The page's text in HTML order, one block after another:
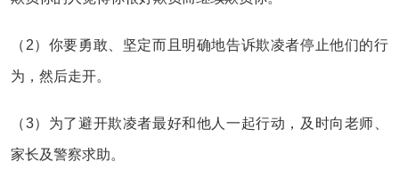
（2）你要勇敢、坚定而且明确地告诉欺凌者停止他们的行
为，然后走开。
（3）为了避开欺凌者最好和他人一起行动，及时向老师、
家长及警察求助。